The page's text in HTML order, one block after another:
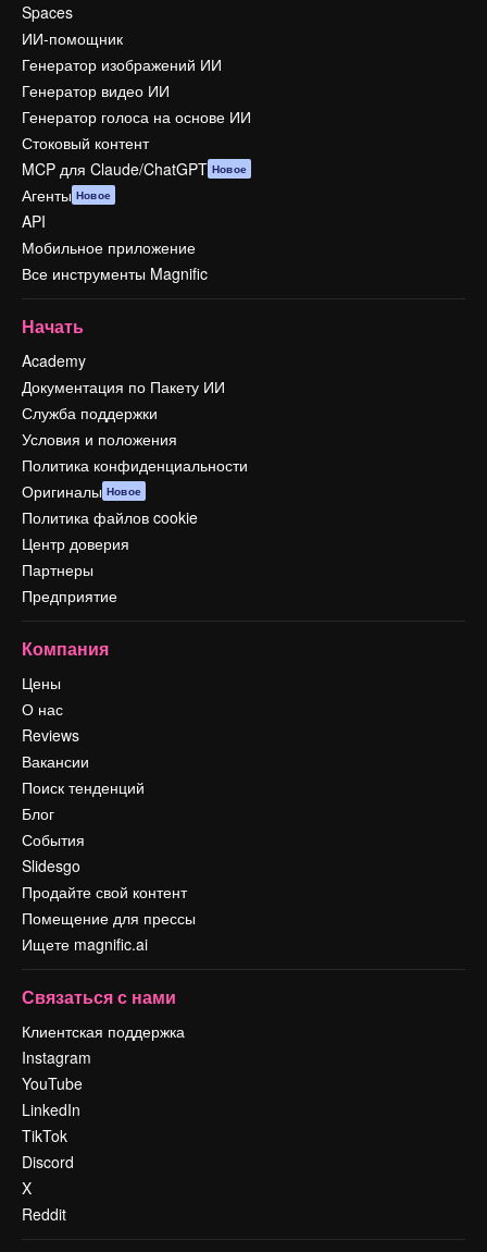
Spaces
ИИ-помощник
Генератор изображений ИИ
Генератор видео ИИ
Генератор голоса на основе ИИ
Стоковый контент
MCP для Claude/ChatGPT Новое
Агенты Новое
API
Мобильное приложение
Все инструменты Magnific
Начать
Academy
Документация по Пакету ИИ
Служба поддержки
Условия и положения
Политика конфиденциальности
Оригиналы Новое
Политика файлов cookie
Центр доверия
Партнеры
Предприятие
Компания
Цены
О нас
Reviews
Вакансии
Поиск тенденций
Блог
События
Slidesgo
Продайте свой контент
Помещение для прессы
Ищете magnific.ai
Связаться с нами
Клиентская поддержка
Instagram
YouTube
LinkedIn
TikTok
Discord
X
Reddit